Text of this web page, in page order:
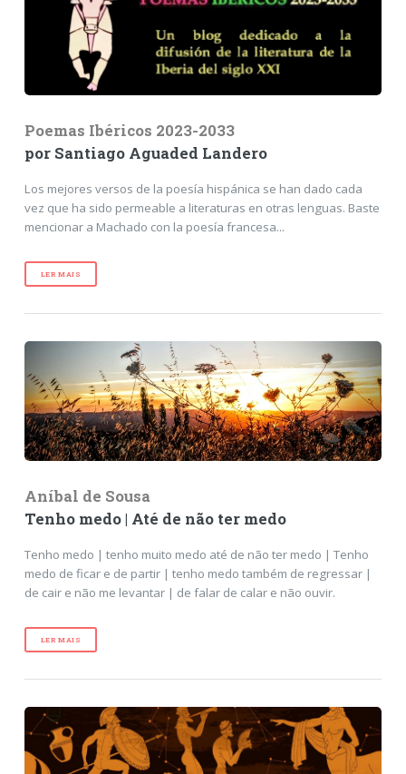
Poemas Ibéricos 2023-2033
por Santiago Aguaded Landero
Los mejores versos de la poesía hispánica se han dado cada
vez que ha sido permeable a literaturas en otras lenguas. Baste
mencionar a Machado con la poesía francesa...
LER MAIS
Aníbal de Sousa
Tenho medo | Até de não ter medo
Tenho medo | tenho muito medo até de não ter medo | Tenho
medo de ficar e de partir | tenho medo também de regressar |
de cair e não me levantar | de falar de calar e não ouvir.
LER MAIS